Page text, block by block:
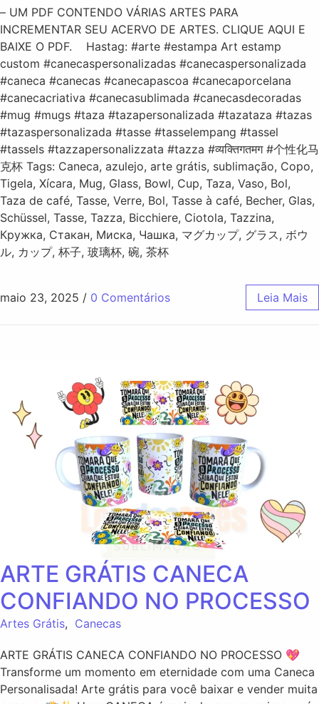
– UM PDF CONTENDO VÁRIAS ARTES PARA
INCREMENTAR SEU ACERVO DE ARTES. CLIQUE AQUI E
BAIXE O PDF. Hastag: #arte #estampa Art estamp
custom #canecaspersonalizadas #canecaspersonalizada
#caneca #canecas #canecapascoa #canecaporcelana
#canecacriativa #canecasublimada #canecasdecoradas
#mug #mugs #taza #tazapersonalizada #tazataza #tazas
#tazaspersonalizada #tasse #tasselempang #tassel
#tassels #tazzapersonalizzata #tazza #व्यक्तिगतमग #个性化马
克杯 Tags: Caneca, azulejo, arte grátis, sublimação, Copo,
Tigela, Xícara, Mug, Glass, Bowl, Cup, Taza, Vaso, Bol,
Taza de café, Tasse, Verre, Bol, Tasse à café, Becher, Glas,
Schüssel, Tasse, Tazza, Bicchiere, Ciotola, Tazzina,
Кружка, Стакан, Миска, Чашка, マグカップ, グラス, ボウ
ル, カップ, 杯子, 玻璃杯, 碗, 茶杯
maio 23, 2025 / 0 Comentários Leia Mais
ARTE GRÁTIS CANECA
CONFIANDO NO PROCESSO
Artes Grátis, Canecas
ARTE GRÁTIS CANECA CONFIANDO NO PROCESSO 💖
Transforme um momento em eternidade com uma Caneca
Personalisada! Arte grátis para você baixar e vender muita